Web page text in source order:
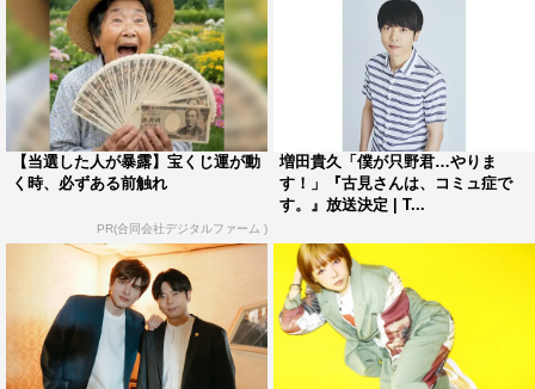
ゆうたろう 吉川愛 城田優
大西礼芳 池田エライザ
溝端淳平 筧美和子
【当選した人が暴露】宝くじ運が動
く時、必ずある前触れ
PR(合同会社デジタルファーム )
増田貴久「僕が只野君…やりま
す！」『古見さんは、コミュ症で
す。』放送決定 | T...